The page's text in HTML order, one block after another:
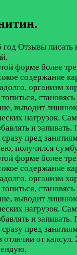
год Отзывы писать
форме более
содержание
организм
выводит
нагрузок.
и
пред
получился
форме более
содержание
организм
выводит
нагрузок.
и
пред
отличии от